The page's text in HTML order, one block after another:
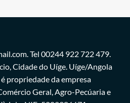
Tel 00244 922 722 479.
Cidade do Uíge. Uíge/Angola
propriedade da empresa
Geral, Agro-Pecúaria e